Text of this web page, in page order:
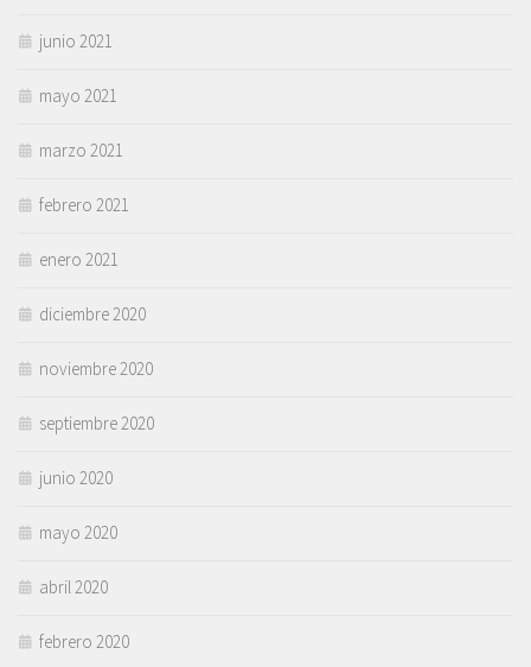
junio 2021
mayo 2021
marzo 2021
febrero 2021
enero 2021
diciembre 2020
noviembre 2020
septiembre 2020
junio 2020
mayo 2020
abril 2020
febrero 2020